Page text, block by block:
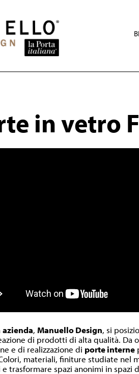
in vetro
azienda, Manuello Design, si
di prodotti di alta qualità. Da
e di realizzazione di porte interne
materiali, finiture studiate nel
trasformare spazi anonimi in spazi